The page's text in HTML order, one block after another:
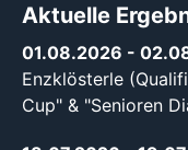
Aktuelle
01.08.2026 -
Enzklösterle
Cup" & "Senioren